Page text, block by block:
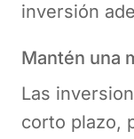
inversión
Mantén una
Las
corto plazo,